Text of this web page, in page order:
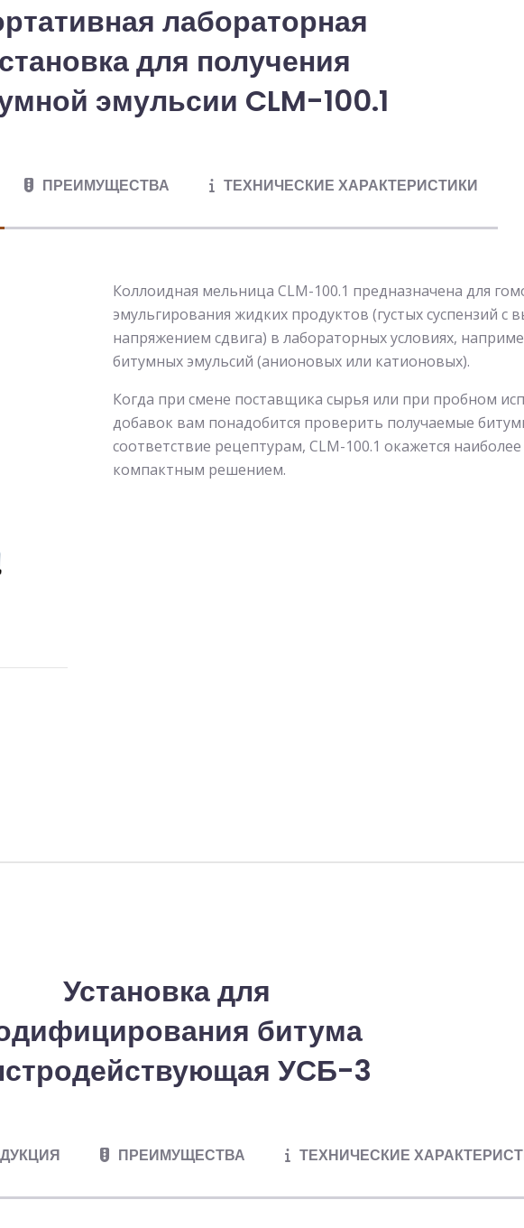
лабораторная
для получения
эмульсии CLM-100.1
ПРЕИМУЩЕСТВА ТЕХНИЧЕСКИЕ ХАРАКТЕРИСТИКИ
Коллоидная мельница CLM-100.1 предназначена для
эмульгирования жидких продуктов (густых суспензий с
напряжением сдвига) в лабораторных условиях,
битумных эмульсий (анионовых или катионовых).
Когда при смене поставщика сырья или при пробном
добавок вам понадобится проверить получаемые
соответствие рецептурам, CLM-100.1 окажется
компактным решением.
Установка для
битума
УСБ-3
ПРЕИМУЩЕСТВА ТЕХНИЧЕСКИЕ